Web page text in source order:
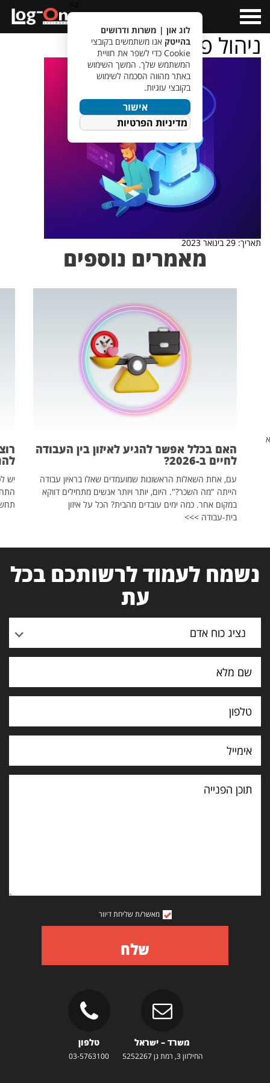
Menu
ניהול פרויקטים
תאריך: 29 בינואר 2023
מאמרים נוספים
האם בכלל אפשר להגיע לאיזון בין העבודה
לחיים ב-2026?
עם, אחת השאלות הראשונות שמועמדים שאלו בראיון עבודה
הייתה "מה השכר?". היום, יותר ויותר אנשים מתחילים דווקא
במקום אחר. כמה ימים עובדים מהבית? הכל על איזון
בית-עבודה >>>
יש
נשמח לעמוד לרשותכם בכל
עת
נציג כוח אדם
תוכן
הפנייה
מאשר/ת שליחת דיוור
שלח
משרד – ישראל
החילזון 3, רמת גן 5252267
טלפון
03-5763100
לוג און | משרות ודרושים
בהייטק אנו משתמשים בקובצי
Cookie כדי לשפר את חוויית
המשתמש שלך. המשך השימוש
באתר מהווה הסכמה לשימוש
בקובצי עוגיות.
אישור
מדיניות הפרטיות